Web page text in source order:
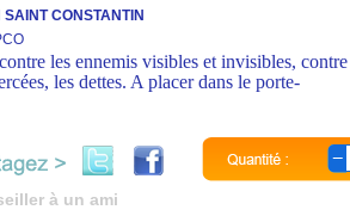
SAINT CONSTANTIN
les ennemis visibles et invisibles, contre
les dettes. A placer dans le porte-
à un ami